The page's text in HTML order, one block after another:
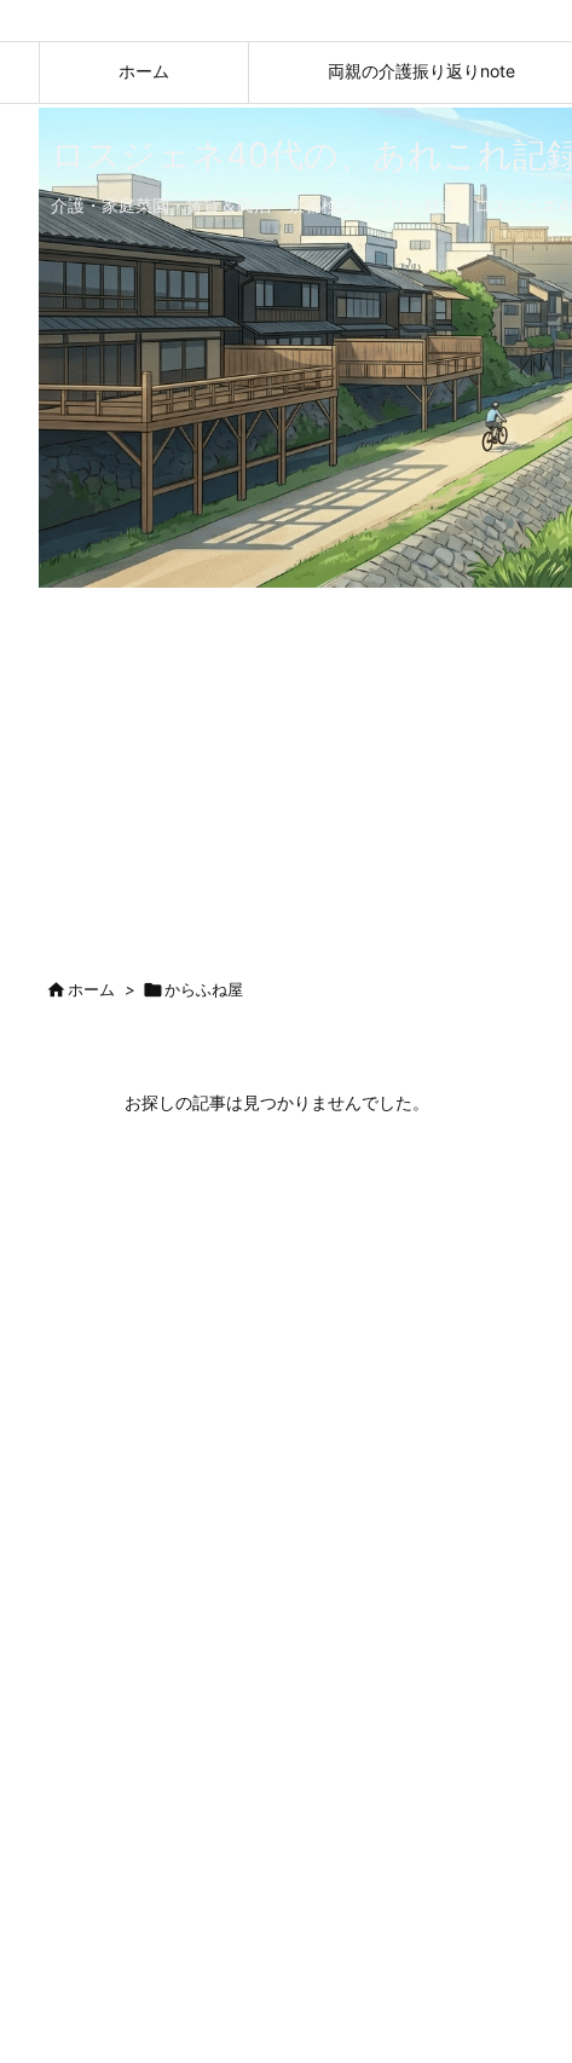
ホーム 両親の介護振り返りnote
ロスジェネ40代の、あれこれ記
介護・家庭菜園・賃貸＆民泊・京都検定・プリン好き。ロスジェネ
ホーム > からふね屋
お探しの記事は見つかりませんでした。